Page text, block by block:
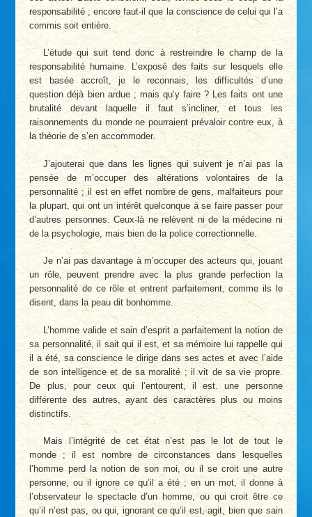
responsabilité ; encore faut-il que la conscience de celui qui l’a
commis soit entière.
L’étude qui suit tend donc à restreindre le champ de la
responsabilité humaine. L’exposé des faits sur lesquels elle
est basée accroît, je le reconnais, les difficultés d’une
question déjà bien ardue ; mais qu’y faire ? Les faits ont une
brutalité devant laquelle il faut s’incliner, et tous les
raisonnements du monde ne pourraient prévaloir contre eux, à
la théorie de s’en accommoder.
J’ajouterai que dans les lignes qui suivent je n’ai pas la
pensée de m’occuper des altérations volontaires de la
personnalité ; il est en effet nombre de gens, malfaiteurs pour
la plupart, qui ont un intérêt quelconque à se faire passer pour
d’autres personnes. Ceux-là ne relèvent ni de la médecine ni
de la psychologie, mais bien de la police correctionnelle.
Je n’ai pas davantage à m’occuper des acteurs qui, jouant
un rôle, peuvent prendre avec la plus grande perfection la
personnalité de ce rôle et entrent parfaitement, comme ils le
disent, dans la peau dit bonhomme.
L’homme valide et sain d’esprit a parfaitement la notion de
sa personnalité, il sait qui il est, et sa mémoire lui rappelle qui
il a été, sa conscience le dirige dans ses actes et avec l’aide
de son intelligence et de sa moralité ; il vit de sa vie propre.
De plus, pour ceux qui l’entourent, il est. une personne
différente des autres, ayant des caractères plus ou moins
distinctifs.
Mais l’intégrité de cet état n’est pas le lot de tout le
monde ; il est nombre de circonstances dans lesquelles
l’homme perd la notion de son moi, ou il se croit une autre
personne, ou il ignore ce qu’il a été ; en un mot, il donne à
l’observateur le spectacle d’un homme, ou qui croit être ce
qu’il n’est pas, ou qui, ignorant ce qu’il est, agit, bien que sain